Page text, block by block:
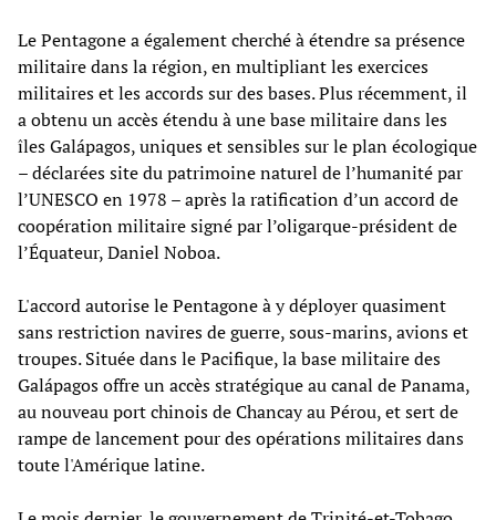
Le Pentagone a également cherché à étendre sa présence
militaire dans la région, en multipliant les exercices
militaires et les accords sur des bases. Plus récemment, il
a obtenu un accès étendu à une base militaire dans les
îles Galápagos, uniques et sensibles sur le plan écologique
– déclarées site du patrimoine naturel de l’humanité par
l’UNESCO en 1978 – après la ratification d’un accord de
coopération militaire signé par l’oligarque-président de
l’Équateur, Daniel Noboa.
L'accord autorise le Pentagone à y déployer quasiment
sans restriction navires de guerre, sous-marins, avions et
troupes. Située dans le Pacifique, la base militaire des
Galápagos offre un accès stratégique au canal de Panama,
au nouveau port chinois de Chancay au Pérou, et sert de
rampe de lancement pour des opérations militaires dans
toute l'Amérique latine.